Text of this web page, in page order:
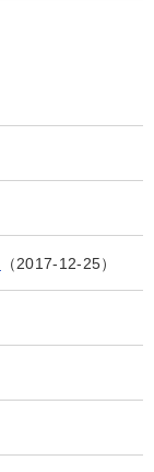
2017-12-25